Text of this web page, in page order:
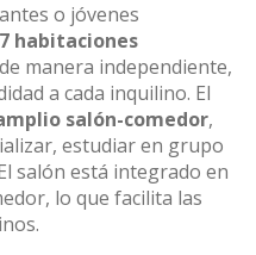
o jóvenes
7 habitaciones
manera independiente,
a cada inquilino. El
salón-comedor,
estudiar en grupo
salón está integrado en
lo que facilita las